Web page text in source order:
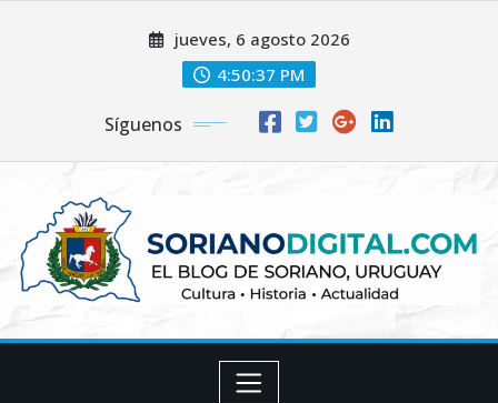
jueves, 6 agosto 2026
4:50:38 PM
Síguenos